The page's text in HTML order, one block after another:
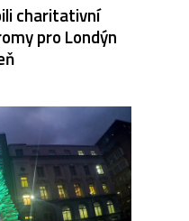
charitativní
pro Londýn